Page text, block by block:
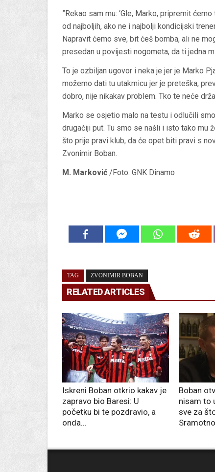
”Rekao sam mu: ‘Gle, Marko, pripremit
od najboljih, ako ne i najbolji kondicijski
Napravit ćemo sve, bit ćeš bomba, ali ne
presedan u povijesti nogometa, da ti jedna
To je ozbiljan ugovor i neka je jer je Marko
možemo dati tu utakmicu jer je preteška,
dobro, nije nikakav problem. Tko te neće
Marko se osjetio malo na testu i odlučili
drugačiji put. Tu smo se našli i isto tako mu
što prije pravi klub, da će opet biti pravi s
Zvonimir Boban.
M. Marković /Foto: GNK Dinamo
TAG ZVONIMIR BOBAN
RELATED ARTICLES
Iskreni Boban otkrio kakav je
zapravo bio Baresi: U
početku bi te pozdravio, a
onda…
Boban
nisam to
sve za